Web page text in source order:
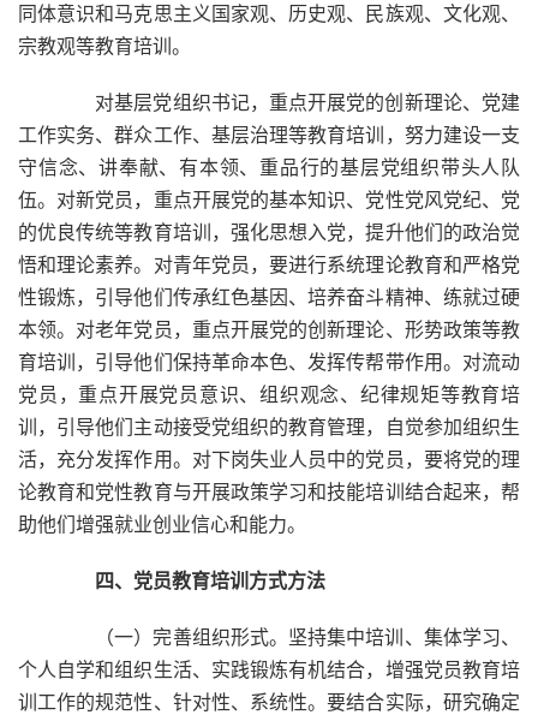
同体意识和马克思主义国家观、历史观、民族观、文化观、
宗教观等教育培训。
对基层党组织书记，重点开展党的创新理论、党建
工作实务、群众工作、基层治理等教育培训，努力建设一支
守信念、讲奉献、有本领、重品行的基层党组织带头人队
伍。对新党员，重点开展党的基本知识、党性党风党纪、党
的优良传统等教育培训，强化思想入党，提升他们的政治觉
悟和理论素养。对青年党员，要进行系统理论教育和严格党
性锻炼，引导他们传承红色基因、培养奋斗精神、练就过硬
本领。对老年党员，重点开展党的创新理论、形势政策等教
育培训，引导他们保持革命本色、发挥传帮带作用。对流动
党员，重点开展党员意识、组织观念、纪律规矩等教育培
训，引导他们主动接受党组织的教育管理，自觉参加组织生
活，充分发挥作用。对下岗失业人员中的党员，要将党的理
论教育和党性教育与开展政策学习和技能培训结合起来，帮
助他们增强就业创业信心和能力。
四、党员教育培训方式方法
（一）完善组织形式。坚持集中培训、集体学习、
个人自学和组织生活、实践锻炼有机结合，增强党员教育培
训工作的规范性、针对性、系统性。要结合实际，研究确定